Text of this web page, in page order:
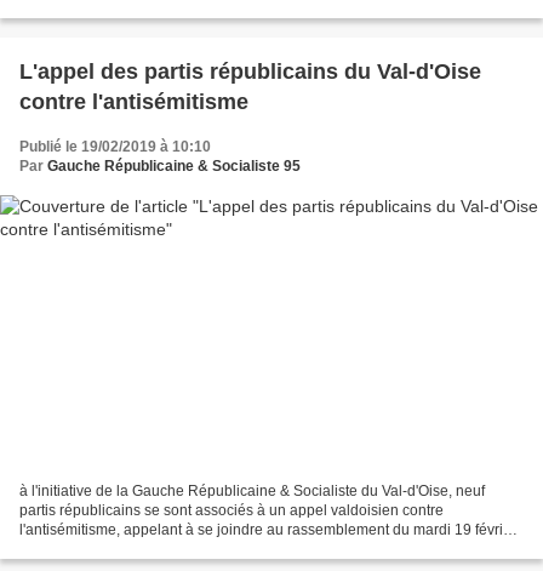
L'appel des partis républicains du Val-d'Oise
contre l'antisémitisme
Publié le 19/02/2019 à 10:10
Par Gauche Républicaine & Socialiste 95
à l'initiative de la Gauche Républicaine & Socialiste du Val-d'Oise, neuf
partis républicains se sont associés à un appel valdoisien contre
l'antisémitisme, appelant à se joindre au rassemblement du mardi 19 février